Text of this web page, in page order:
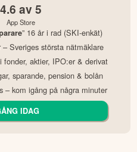
4.6 av 5
App Store
” 16 år i rad (SKI-enkät)
Sveriges största nätmäklare
aktier, IPO:er & derivat
sparande, pension & bolån
– kom igång på några minuter
IDAG